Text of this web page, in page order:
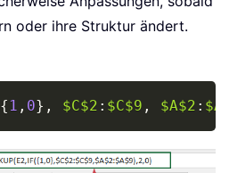
oder ihre Struktur ändert.
{ 1 , 0} , $C$2 : $C$9 , $A$2 :
Copy